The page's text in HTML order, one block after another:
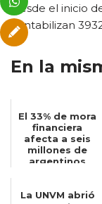
Desde el inicio
contabilizan
En la
El 33% de mora
financiera
afecta a seis
millones de
argentinos
La UNVM abrió